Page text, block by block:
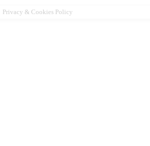
Privacy & Cookies Policy